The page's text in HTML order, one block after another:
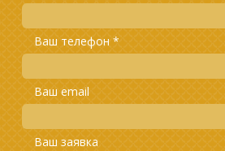
Ваш телефон *
Ваш email
Ваш заявка